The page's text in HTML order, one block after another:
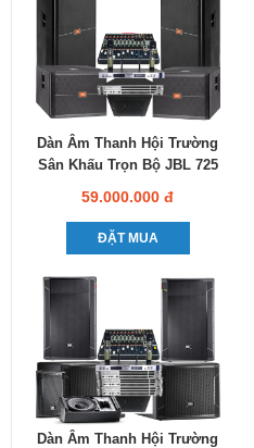
Dàn Âm Thanh Hội Trường
Sân Khấu Trọn Bộ JBL 725
59.000.000 đ
ĐẶT MUA
Dàn Âm Thanh Hội Trường